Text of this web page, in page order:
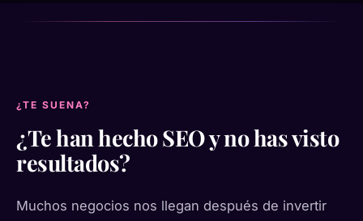
¿TE SUENA?
¿Te han hecho SEO y no has visto
resultados?
Muchos negocios nos llegan después de invertir